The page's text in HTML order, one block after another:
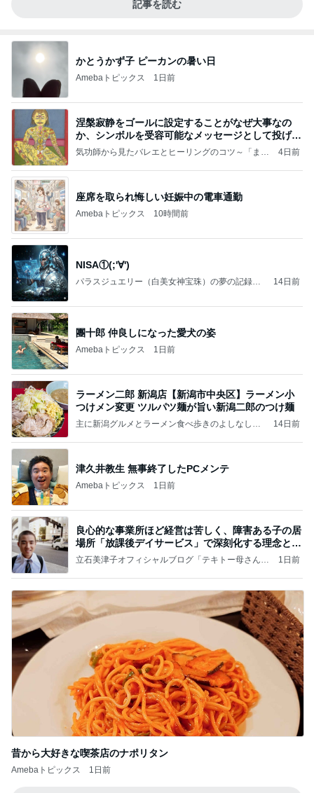
記事を読む
かとうかず子 ピーカンの暑い日
Amebaトピックス 1日前
涅槃寂静をゴールに設定することがなぜ大事なの
か、シンボルを受容可能なメッセージとして投げる
ことが
気功師から見たバレエとヒーリングのコツ～「まと
4日前
座席を取られ悔しい妊娠中の電車通勤
Amebaトピックス 10時間前
NISA①(;'∀')
パラスジュエリー（白美女神宝珠）の夢の記録
14日前
團十郎 仲良しになった愛犬の姿
Amebaトピックス 1日前
ラーメン二郎 新潟店【新潟市中央区】ラーメン小
つけメン変更 ツルパツ麺が旨い新潟二郎のつけ麺
主に新潟グルメとラーメン食べ歩きのよしなしご
14日前
津久井教生 無事終了したPCメンテ
Amebaトピックス 1日前
良心的な事業所ほど経営は苦しく、障害ある子の居
場所「放課後デイサービス」で深刻化する理念と現
実の
立石美津子オフィシャルブログ「テキトー母さんの
1日前
昔から大好きな喫茶店のナポリタン
Amebaトピックス 1日前